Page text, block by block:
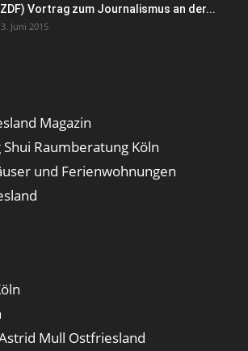
Vortrag zum Journalismus an der...
Juni 2015
Magazin
Shui Raumberatung Köln
und Ferienwohnungen
Mull Ostfriesland